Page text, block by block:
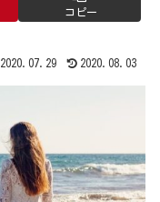
コピー
2020.07.29 2020.08.03